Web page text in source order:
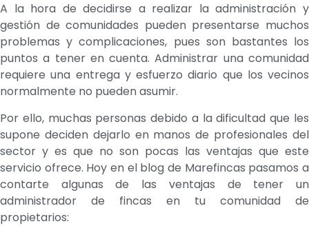
A la hora de decidirse a realizar la administración y
gestión de comunidades pueden presentarse muchos
problemas y complicaciones, pues son bastantes los
puntos a tener en cuenta. Administrar una comunidad
requiere una entrega y esfuerzo diario que los vecinos
normalmente no pueden asumir.
Por ello, muchas personas debido a la dificultad que les
supone deciden dejarlo en manos de profesionales del
sector y es que no son pocas las ventajas que este
servicio ofrece. Hoy en el blog de Marefincas pasamos a
contarte algunas de las ventajas de tener un
administrador de fincas en tu comunidad de
propietarios: